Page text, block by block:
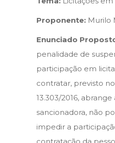
Proponente: Murilo
Enunciado
penalidade de
participação em
contratar, previsto
13.303/2016,
sancionadora, não
impedir a
contratação da